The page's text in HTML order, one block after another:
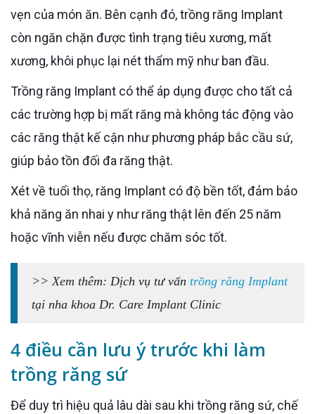
vẹn của món ăn. Bên cạnh đó, trồng răng Implant
còn ngăn chặn được tình trạng tiêu xương, mất
xương, khôi phục lại nét thẩm mỹ như ban đầu.
Trồng răng Implant có thể áp dụng được cho tất cả
các trường hợp bị mất răng mà không tác động vào
các răng thật kế cận như phương pháp bắc cầu sứ,
giúp bảo tồn đối đa răng thật.
Xét về tuổi thọ, răng Implant có độ bền tốt, đảm bảo
khả năng ăn nhai y như răng thật lên đến 25 năm
hoặc vĩnh viễn nếu được chăm sóc tốt.
>> Xem thêm: Dịch vụ tư vấn trồng răng Implant
tại nha khoa Dr. Care Implant Clinic
4 điều cần lưu ý trước khi làm
trồng răng sứ
Để duy trì hiệu quả lâu dài sau khi trồng răng sứ, chế